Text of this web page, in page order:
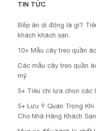
TIN TỨC
Bếp ăn di động là gì?
khách khách sạn.
10+ Mẫu cây treo quần
Các mẫu cây treo quần
mỹ
5+ Tiêu chí lựa chọn các
5+ Lưu Ý Quan Trọng
Cho Nhà Hàng Khách Sạn